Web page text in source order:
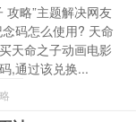
攻略”主题解决网友
码怎么使用? 天命
天命之子动画电影
,通过该兑换...